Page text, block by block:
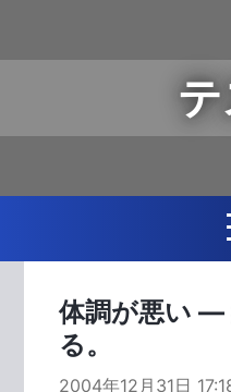
体調が悪い ―
る。
2004年12月31日